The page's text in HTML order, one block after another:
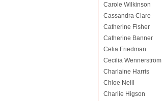
Carole Wilkinson
Cassandra Clare
Catherine Fisher
Catherine Banner
Celia Friedman
Cecilia Wennerström
Charlaine Harris
Chloe Neill
Charlie Higson